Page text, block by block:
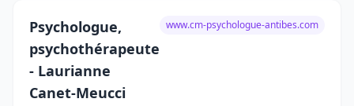
Psychologue,
psychothérapeute
- Laurianne
Canet-Meucci
www.cm-psychologue-antibes.com